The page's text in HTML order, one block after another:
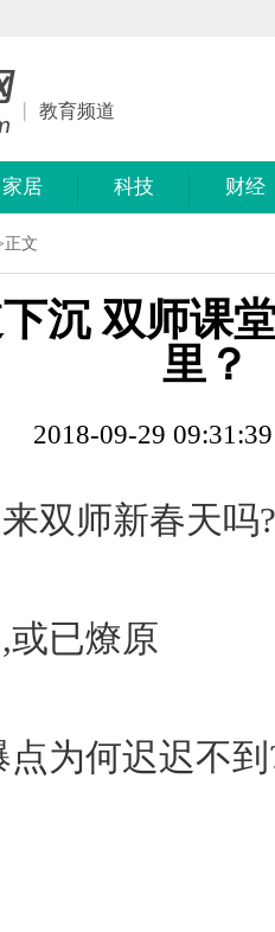
教育频道
家居 科技 财经
正文
沉 双师课
里？
2018-09-29
双师新春天吗?
或已燎原
为何迟迟不到